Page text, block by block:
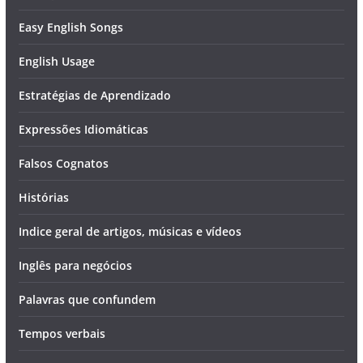
Easy English Songs
English Usage
Estratégias de Aprendizado
Expressões Idiomáticas
Falsos Cognatos
Histórias
Indice geral de artigos, músicas e vídeos
Inglês para negócios
Palavras que confundem
Tempos verbais